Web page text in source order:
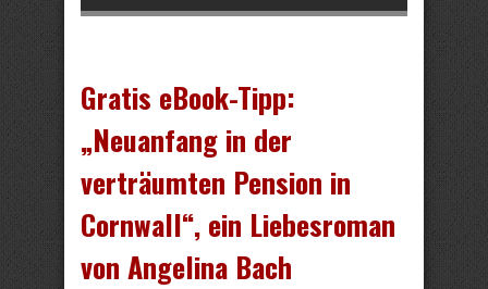
Gratis eBook-Tipp:
„Neuanfang in der
verträumten Pension in
Cornwall“, ein Liebesroman
von Angelina Bach